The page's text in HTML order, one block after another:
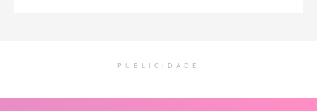
PUBLICIDADE